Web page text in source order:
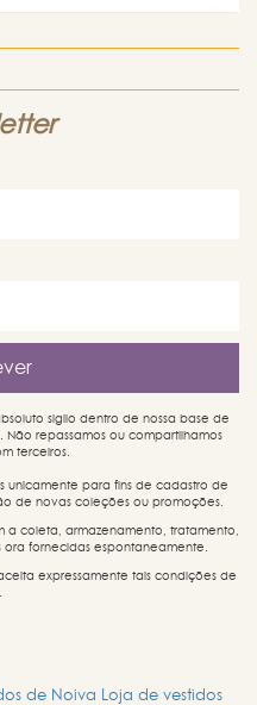
sigilo dentro de nossa base de
repassamos ou compartilhamos
terceiros.
unicamente para fins de cadastro de
de novas coleções ou promoções.
a coleta, armazenamento, tratamento,
fornecidas espontaneamente.
expressamente tais condições de
de Noiva Loja de vestidos